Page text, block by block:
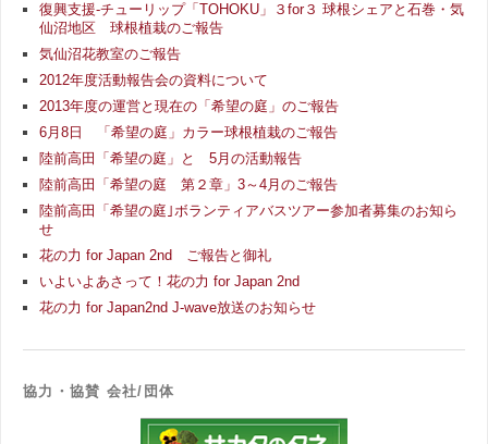
復興支援-チューリップ「TOHOKU」３for３ 球根シェアと石巻・気
仙沼地区 球根植栽のご報告
気仙沼花教室のご報告
2012年度活動報告会の資料について
2013年度の運営と現在の「希望の庭」のご報告
6月8日 「希望の庭」カラー球根植栽のご報告
陸前高田「希望の庭」と 5月の活動報告
陸前高田「希望の庭 第２章」3～4月のご報告
陸前高田「希望の庭｣ボランティアバスツアー参加者募集のお知ら
せ
花の力 for Japan 2nd ご報告と御礼
いよいよあさって！花の力 for Japan 2nd
花の力 for Japan2nd J-wave放送のお知らせ
協力・協賛 会社/団体